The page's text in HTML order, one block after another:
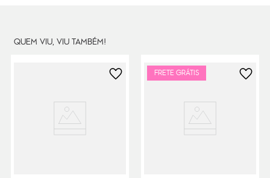
QUEM VIU, VIU TAMBÉM!
FRETE GRÁTIS